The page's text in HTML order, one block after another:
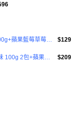
綜合果泥3件組 蘋果香蕉口味 100g+梨子口味 100g+蘋果藍莓草莓口味 100g
$129
綜合果泥5件組 蘋果香蕉口味 100g 2包+梨子口味 100g 2包+蘋果藍莓草莓口味 100g
$209